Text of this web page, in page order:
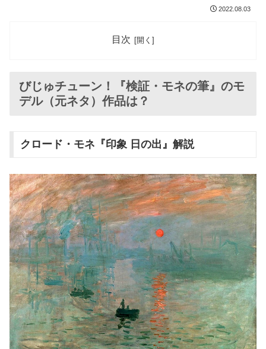
2022.08.03
目次
びじゅチューン！『検証・モネの筆』のモ
デル（元ネタ）作品は？
クロード・モネ『印象 日の出』解説